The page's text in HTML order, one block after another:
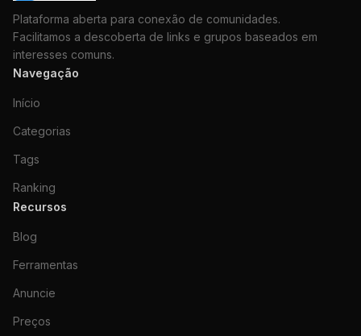
Plataforma aberta para conexão de comunidades.
Facilitamos a descoberta de links e grupos baseados em
interesses comuns.
Navegação
Início
Categorias
Tags
Ranking
Recursos
Blog
Ferramentas
Anuncie
Preços